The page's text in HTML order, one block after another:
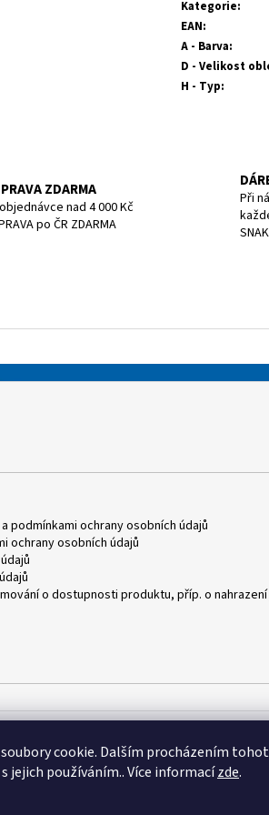
cookie. Dalším procházením
jejich používáním.. Více informacízde.
Kategorie:
EAN:
A - Barva:
D - Velikost
H - Typ:
ZDARMA
nad 4 000 Kč
po ČR ZDARMA
Při
a podmínkami ochrany osobních údajů
ochrany osobních údajů
o dostupnosti produktu, příp. o